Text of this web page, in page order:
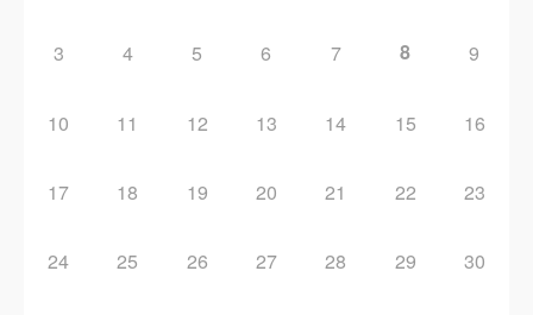
3 4 5 6 7 8 9
10 11 12 13 14 15 16
17 18 19 20 21 22 23
24 25 26 27 28 29 30